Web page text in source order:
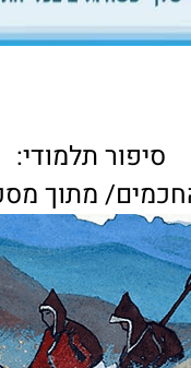
סיפור תלמודי:
מתוך